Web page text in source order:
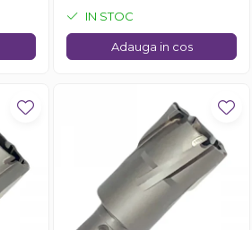
IN STOC
Adauga in cos